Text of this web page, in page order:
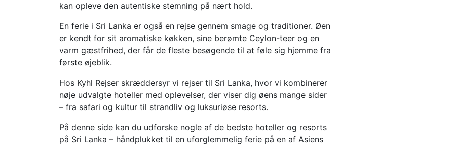
kan opleve den autentiske stemning på nært hold.
En ferie i Sri Lanka er også en rejse gennem smage og traditioner. Øen
er kendt for sit aromatiske køkken, sine berømte Ceylon-teer og en
varm gæstfrihed, der får de fleste besøgende til at føle sig hjemme fra
første øjeblik.
Hos Kyhl Rejser skræddersyr vi rejser til Sri Lanka, hvor vi kombinerer
nøje udvalgte hoteller med oplevelser, der viser dig øens mange sider
– fra safari og kultur til strandliv og luksuriøse resorts.
På denne side kan du udforske nogle af de bedste hoteller og resorts
på Sri Lanka – håndplukket til en uforglemmelig ferie på en af Asiens